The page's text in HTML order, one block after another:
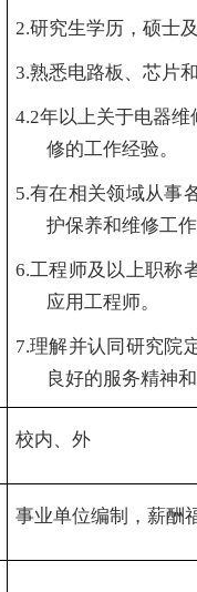
2.研究生学历，硕士
3.熟悉电路板、芯片
4.2年以上关于电器
修的工作经验。
5.有在相关领域从事
护保养和维修工
6.工程师及以上职称
应用工程师。
7.理解并认同研究院
良好的服务精神
校内、外
事业单位编制，薪酬